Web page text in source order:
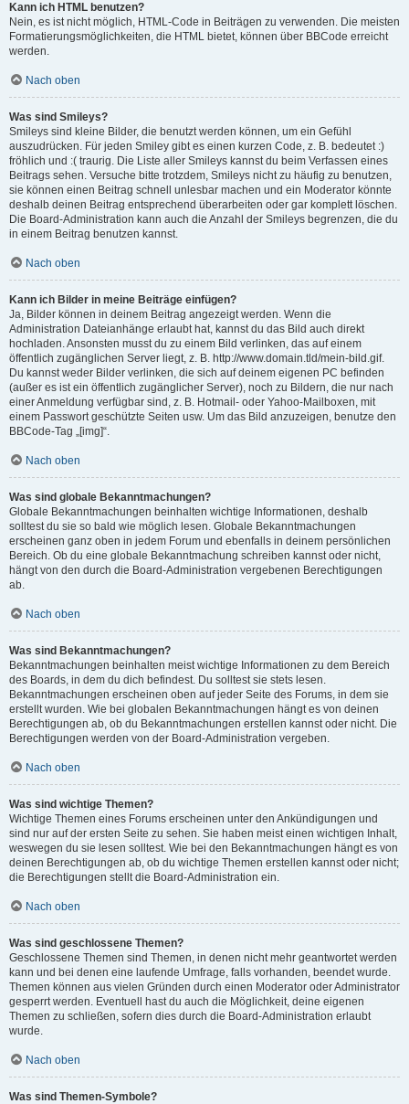
Kann ich HTML benutzen?
Nein, es ist nicht möglich, HTML-Code in Beiträgen zu verwenden. Die meisten
Formatierungsmöglichkeiten, die HTML bietet, können über BBCode erreicht
werden.
Nach oben
Was sind Smileys?
Smileys sind kleine Bilder, die benutzt werden können, um ein Gefühl
auszudrücken. Für jeden Smiley gibt es einen kurzen Code, z. B. bedeutet :)
fröhlich und :( traurig. Die Liste aller Smileys kannst du beim Verfassen eines
Beitrags sehen. Versuche bitte trotzdem, Smileys nicht zu häufig zu benutzen,
sie können einen Beitrag schnell unlesbar machen und ein Moderator könnte
deshalb deinen Beitrag entsprechend überarbeiten oder gar komplett löschen.
Die Board-Administration kann auch die Anzahl der Smileys begrenzen, die du
in einem Beitrag benutzen kannst.
Nach oben
Kann ich Bilder in meine Beiträge einfügen?
Ja, Bilder können in deinem Beitrag angezeigt werden. Wenn die
Administration Dateianhänge erlaubt hat, kannst du das Bild auch direkt
hochladen. Ansonsten musst du zu einem Bild verlinken, das auf einem
öffentlich zugänglichen Server liegt, z. B. http://www.domain.tld/mein-bild.gif.
Du kannst weder Bilder verlinken, die sich auf deinem eigenen PC befinden
(außer es ist ein öffentlich zugänglicher Server), noch zu Bildern, die nur nach
einer Anmeldung verfügbar sind, z. B. Hotmail- oder Yahoo-Mailboxen, mit
einem Passwort geschützte Seiten usw. Um das Bild anzuzeigen, benutze den
BBCode-Tag „[img]“.
Nach oben
Was sind globale Bekanntmachungen?
Globale Bekanntmachungen beinhalten wichtige Informationen, deshalb
solltest du sie so bald wie möglich lesen. Globale Bekanntmachungen
erscheinen ganz oben in jedem Forum und ebenfalls in deinem persönlichen
Bereich. Ob du eine globale Bekanntmachung schreiben kannst oder nicht,
hängt von den durch die Board-Administration vergebenen Berechtigungen
ab.
Nach oben
Was sind Bekanntmachungen?
Bekanntmachungen beinhalten meist wichtige Informationen zu dem Bereich
des Boards, in dem du dich befindest. Du solltest sie stets lesen.
Bekanntmachungen erscheinen oben auf jeder Seite des Forums, in dem sie
erstellt wurden. Wie bei globalen Bekanntmachungen hängt es von deinen
Berechtigungen ab, ob du Bekanntmachungen erstellen kannst oder nicht. Die
Berechtigungen werden von der Board-Administration vergeben.
Nach oben
Was sind wichtige Themen?
Wichtige Themen eines Forums erscheinen unter den Ankündigungen und
sind nur auf der ersten Seite zu sehen. Sie haben meist einen wichtigen Inhalt,
weswegen du sie lesen solltest. Wie bei den Bekanntmachungen hängt es von
deinen Berechtigungen ab, ob du wichtige Themen erstellen kannst oder nicht;
die Berechtigungen stellt die Board-Administration ein.
Nach oben
Was sind geschlossene Themen?
Geschlossene Themen sind Themen, in denen nicht mehr geantwortet werden
kann und bei denen eine laufende Umfrage, falls vorhanden, beendet wurde.
Themen können aus vielen Gründen durch einen Moderator oder Administrator
gesperrt werden. Eventuell hast du auch die Möglichkeit, deine eigenen
Themen zu schließen, sofern dies durch die Board-Administration erlaubt
wurde.
Nach oben
Was sind Themen-Symbole?